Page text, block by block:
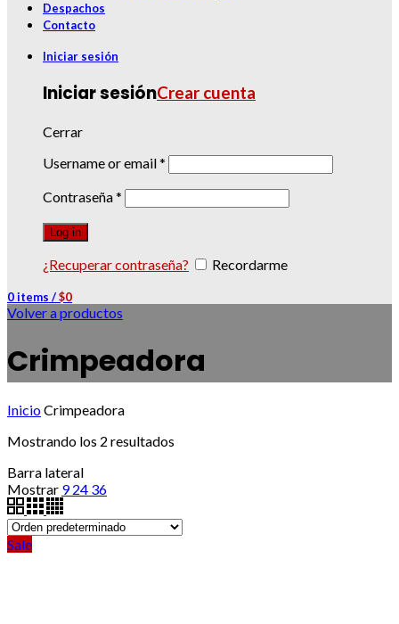
Despachos
Contacto
Iniciar sesión
Iniciar sesiónCrear cuenta
Cerrar
Username or email*
Contraseña*
Log in
¿Recuperar contraseña? Recordarme
0items /$0
Volver a productos
Crimpeadora
InicioCrimpeadora
Mostrando los 2 resultados
Barra lateral
Mostrar 9 24 36
Sale